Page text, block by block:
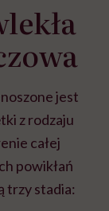
jest
z rodzaju
całej
powikłań
trzy stadia: